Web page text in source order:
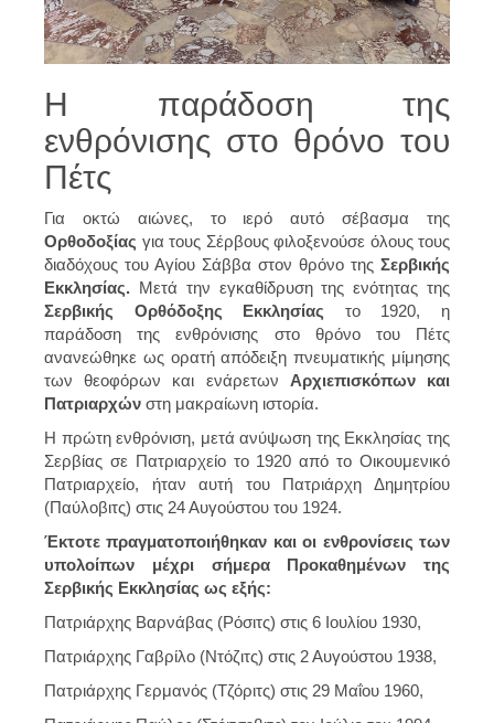
Η παράδοση της
ενθρόνισης στο θρόνο του
Πέτς
Για οκτώ αιώνες, το ιερό αυτό σέβασμα της
Ορθοδοξίας για τους Σέρβους φιλοξενούσε όλους τους
διαδόχους του Αγίου Σάββα στον θρόνο της Σερβικής
Εκκλησίας. Μετά την εγκαθίδρυση της ενότητας της
Σερβικής Ορθόδοξης Εκκλησίας το 1920, η
παράδοση της ενθρόνισης στο θρόνο του Πέτς
ανανεώθηκε ως ορατή απόδειξη πνευματικής μίμησης
των θεοφόρων και ενάρετων Αρχιεπισκόπων και
Πατριαρχών στη μακραίωνη ιστορία.
Η πρώτη ενθρόνιση, μετά ανύψωση της Εκκλησίας της
Σερβίας σε Πατριαρχείο το 1920 από το Οικουμενικό
Πατριαρχείο, ήταν αυτή του Πατριάρχη Δημητρίου
(Παύλοβιτς) στις 24 Αυγούστου του 1924.
Έκτοτε πραγματοποιήθηκαν και οι ενθρονίσεις των
υπολοίπων μέχρι σήμερα Προκαθημένων της
Σερβικής Εκκλησίας ως εξής:
Πατριάρχης Βαρνάβας (Ρόσιτς) στις 6 Ιουλίου 1930,
Πατριάρχης Γαβρίλο (Ντόζιτς) στις 2 Αυγούστου 1938,
Πατριάρχης Γερμανός (Τζόριτς) στις 29 Μαΐου 1960,